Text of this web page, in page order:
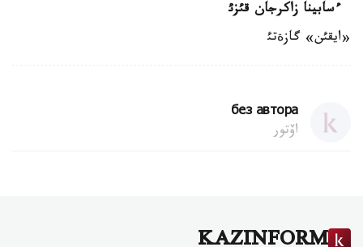
ءسابينا زاكرجان قئزئ
«ايقئن» گازةتئ
без автора
اۆتور